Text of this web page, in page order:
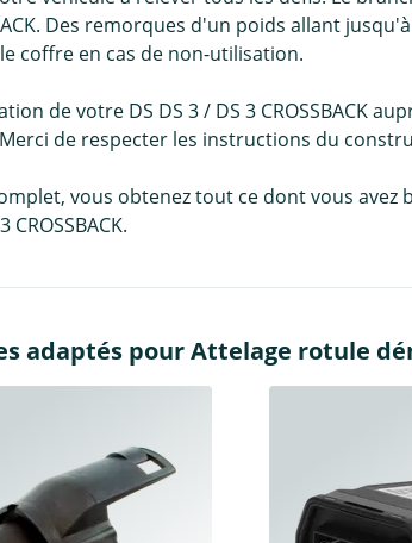
Des remorques d'un poids allant
coffre en cas de non-utilisation.
de votre DS DS 3 / DS 3 CROSSBACK
de respecter les instructions du
vous obtenez tout ce dont vous
CROSSBACK.
adaptés pour Attelage rotule